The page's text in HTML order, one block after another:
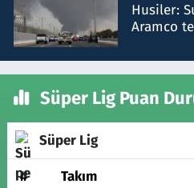
Husiler:
Aramco
Süper Lig Puan
Süper Lig
# Takım